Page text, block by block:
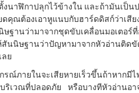
นาฬิกาปลุกไว้ข้างใน และถ้ามันเป็น
คุณต้องเอาหูแนบกับฮาร์ดดิสก์ว่าเสีย
ฐานว่ามาจากชุดขับเคลื่อนมอเตอร์
นนิษฐานว่าปัญหามาจากหัวอ่านติดขั
ลย
ณ์ภายในจะเสียหายเร็วขึ้นถ้าหากมี
ริเวณที่ปลอดภัย หรือบางทีหัวอ่านอา